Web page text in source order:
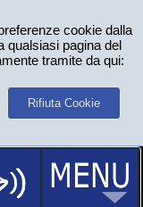
cookie dalla
qualsiasi pagina del
tramite da qui:
Rifiuta Cookie